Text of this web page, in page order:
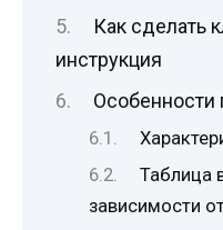
Как сделать
инструкция
Особенности
Таблица
зависимости